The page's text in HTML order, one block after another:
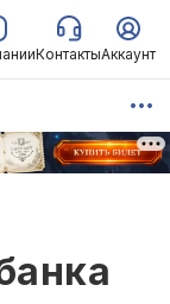
КонтактыАккаунт